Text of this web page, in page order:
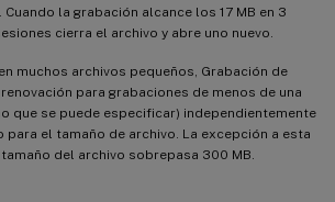
la grabación alcance los 17 MB en 3
cierra el archivo y abre uno nuevo.
muchos archivos pequeños, Grabación de
para grabaciones de menos de una
que se puede especificar) independientemente
el tamaño de archivo. La excepción a esta
del archivo sobrepasa 300 MB.